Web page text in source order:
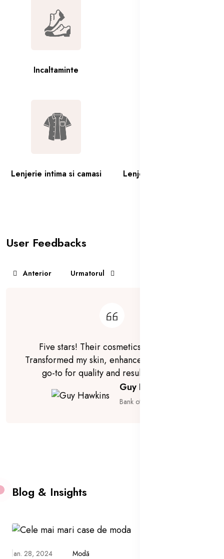
Incaltaminte
Lenjerie intima si camasi Lenjerie intima si camasi
User Feedbacks
Anterior Urmatorul
Five stars! Their cosmetics are magic.
Transformed my skin, enhanced my beauty. A
go-to for quality and results ⭐⭐⭐⭐⭐
Guy Hawkins
Bank of America
Blog & Insights
ian. 28, 2024 Modă